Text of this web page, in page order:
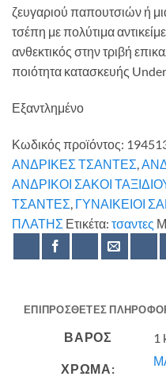
ζευγαριού παπουτσιών ή
τσέπη με πολύτιμα
ανθεκτικός στην τριβή
ποιότητα κατασκευής
Εξαντλημένο
Κωδικός προϊόντος:
ΑΝΔΡΙΚΕΣ ΤΣΑΝΤΕΣ
ΑΝΔΡΙΚΟΙ ΣΑΚΟΙ
ΤΣΑΝΤΕΣ ΓΥΝΑΙΚΕΙΟΙ
ΠΛΑΤΗΣ Ετικέτα: τσαντες
ΕΠΙΠΡΌΣΘΕΤΕΣ
ΒΆΡΟΣ 1
ΧΡΩΜΑ: